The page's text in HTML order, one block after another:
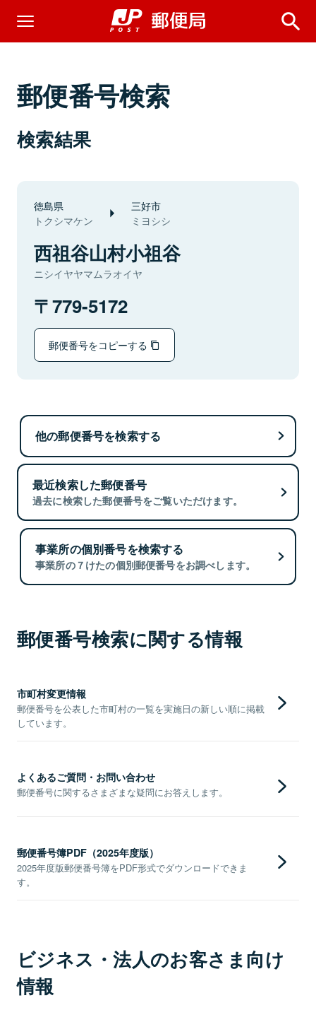
郵便番号検索
検索結果
徳島県
トクシマケン
三好市
ミヨシシ
西祖谷山村小祖谷
ニシイヤヤマムラオイヤ
779-5172
郵便番号をコピーする
他の郵便番号を検索する
最近検索した郵便番号
過去に検索した郵便番号をご覧いただけます。
事業所の個別番号を検索する
事業所の７けたの個別郵便番号をお調べします。
郵便番号検索に関する情報
市町村変更情報
郵便番号を公表した市町村の一覧を実施日の新しい順に掲載
しています。
よくあるご質問・お問い合わせ
郵便番号に関するさまざまな疑問にお答えします。
郵便番号簿PDF（2025年度版）
2025年度版郵便番号簿をPDF形式でダウンロードできま
す。
ビジネス・法人のお客さま向け
情報